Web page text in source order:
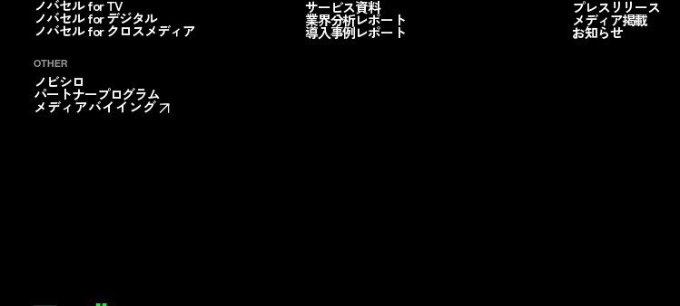
ノバセル for TV
ノバセル for デジタル
ノバセル for クロスメディア
OTHER
ノビシロ
パートナープログラム
メディアバイイング
プレスリリース
メディア掲載
お知らせ
サービス資料
業界分析レポート
導入事例レポート